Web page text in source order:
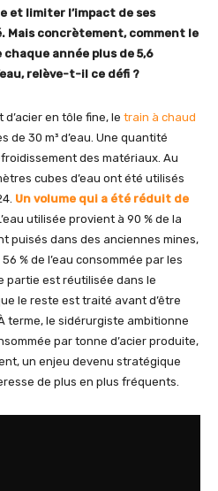
et limiter l’impact de ses
Mais concrètement, comment le
année plus de 5,6
relève-t-il ce défi ?
en tôle fine, le train à chaud
de 30 m³ d’eau. Une quantité
des matériaux. Au
cubes d’eau ont été utilisés
Un volume qui a été réduit de
utilisée provient à 90 % de la
puisés dans des anciennes mines,
% de l’eau consommée par les
partie est réutilisée dans le
le reste est traité avant d’être
terme, le sidérurgiste ambitionne
par tonne d’acier produite,
un enjeu devenu stratégique
de plus en plus fréquents.